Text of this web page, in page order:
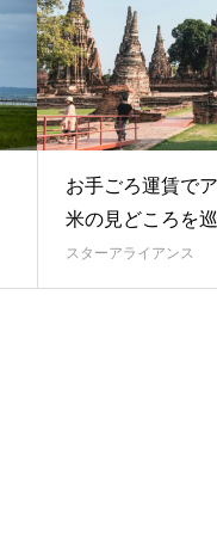
お手ごろ運賃で
米の見どころを
スターアライアンス